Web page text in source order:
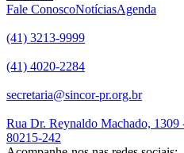
Fale ConoscoNotíciasAgenda
(41) 3213-9999
(41) 4020-2284
secretaria@sincor-pr.org.br
Rua Dr. Reynaldo Machado, 1309
80215-242